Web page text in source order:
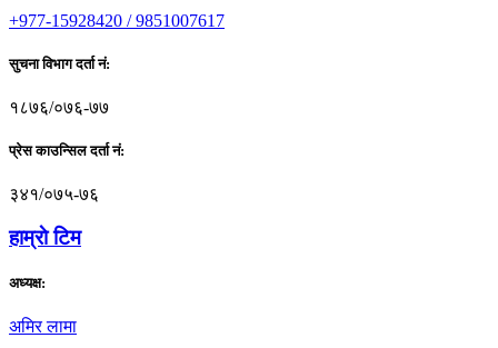
+977-15928420 / 9851007617
सुचना विभाग दर्ता नं:
१८७६/०७६-७७
प्रेस काउन्सिल दर्ता नं:
३४१/०७५-७६
हाम्राे टिम
अध्यक्ष:
अमिर लामा